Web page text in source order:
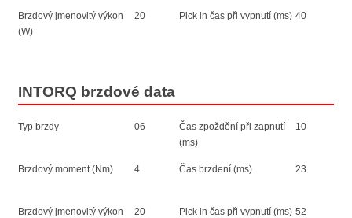
Brzdový jmenovitý výkon
(W)
20 Pick in čas při vypnutí (ms) 40
INTORQ brzdové data
Typ brzdy 06
Brzdový moment (Nm) 4
Brzdový jmenovitý výkon
20
Čas zpoždění při zapnutí
(ms)
10
Čas brzdení (ms) 23
Pick in čas při vypnutí (ms) 52